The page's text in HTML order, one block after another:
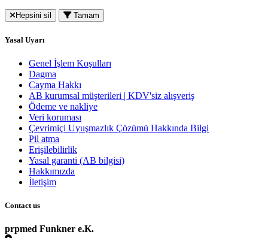
Hepsini sil Tamam
Yasal Uyarı
Genel İşlem Koşulları
Dagma
Cayma Hakkı
AB kurumsal müşterileri | KDV'siz alışveriş
Ödeme ve nakliye
Veri koruması
Çevrimiçi Uyuşmazlık Çözümü Hakkında Bilgi
Pil atma
Erişilebilirlik
Yasal garanti (AB bilgisi)
Hakkımızda
İletişim
Contact us
prpmed Funkner e.K.